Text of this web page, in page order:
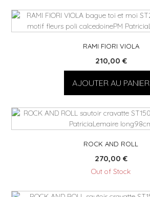
RAMI FIORI VIOLA
210,00 €
AJOUTER AU PANIER
ROCK AND ROLL
270,00 €
Out of Stock